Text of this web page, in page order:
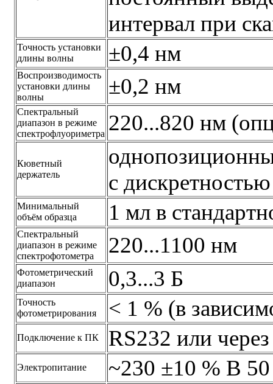
интервал при
Точность установки
длины волны
±0,4 нм
Воспроизводимость
установки длины
волны
±0,2 нм
Спектральный
диапазон в режиме
спектрофлуориметра 220...820 нм
Кюветный
держатель
с
Минимальный
объём образца
1 мл в
Спектральный
диапазон в режиме
спектрофотометра
220...1100 нм
Фотометрический
диапазон
0,3...3 Б
Точность
фотометрирования
< 1 % (в
Подключение к ПК RS232 или
Электропитание ~230 ±10 % В